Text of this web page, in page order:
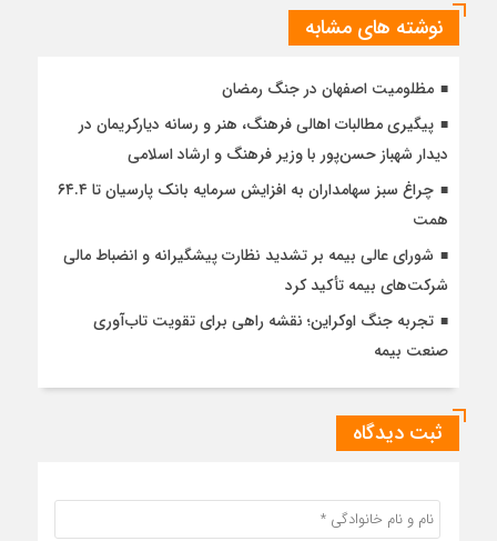
نوشته های مشابه
مظلومیت اصفهان در جنگ رمضان
پیگیری مطالبات اهالی فرهنگ، هنر و رسانه دیارکریمان در
دیدار شهباز حسن‌پور با وزیر فرهنگ و ارشاد اسلامی
چراغ سبز سهامداران به افزایش سرمایه بانک پارسیان تا ۶۴.۴
همت
شورای عالی بیمه بر تشدید نظارت پیشگیرانه و انضباط مالی
شرکت‌های بیمه تأکید کرد
تجربه جنگ اوکراین؛ نقشه راهی برای تقویت تاب‌آوری
صنعت بیمه
ثبت دیدگاه